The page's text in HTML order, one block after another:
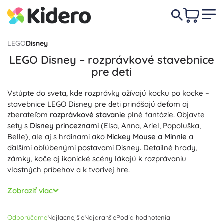
LEGODisney
LEGO Disney – rozprávkové stavebnice
pre deti
Vstúpte do sveta, kde rozprávky ožívajú kocku po kocke –
stavebnice LEGO Disney pre deti prinášajú deťom aj
zberateľom rozprávkové stavanie plné fantázie. Objavte
sety s Disney princeznami (Elsa, Anna, Ariel, Popoluška,
Belle), ale aj s hrdinami ako Mickey Mouse a Minnie a
ďalšími obľúbenými postavami Disney. Detailné hrady,
zámky, koče aj ikonické scény lákajú k rozprávaniu
vlastných príbehov a k tvorivej hre.
Každá stavebnica LEGO Disney obsahuje
Disney, tematické dieliky a doplnky pre
fantáziu, zatiaľ čo prepojenie sád umožní vytvárať
Zobraziť viac
OdporúčameNajlacnejšieNajdrahšiePodľa hodnotenia